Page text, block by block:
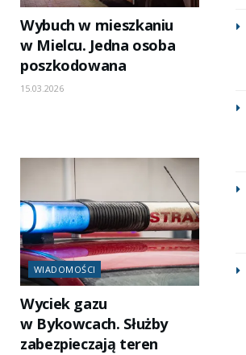
Wybuch w mieszkaniu
w Mielcu. Jedna osoba
poszkodowana
15.03.2026
WIADOMOŚCI
Wyciek gazu
w Bykowcach. Służby
zabezpieczają teren